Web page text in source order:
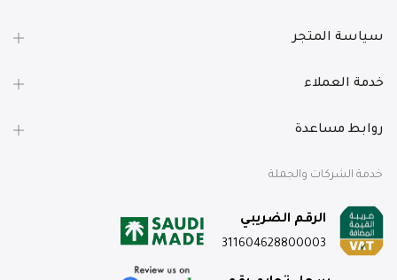
سياسة المتجر
خدمة العملاء
روابط مساعدة
خدمة الشركات والجملة
الرقم الضريبي
311604628800003